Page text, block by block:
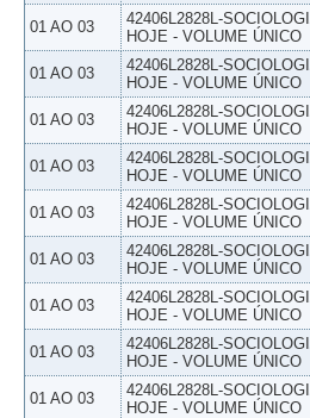
01 AO 03
42406L2828L-
HOJE - VOLUME ÚNICO
01 AO 03
42406L2828L-
HOJE - VOLUME ÚNICO
01 AO 03
42406L2828L-
HOJE - VOLUME ÚNICO
01 AO 03
42406L2828L-
HOJE - VOLUME ÚNICO
01 AO 03
42406L2828L-
HOJE - VOLUME ÚNICO
01 AO 03
42406L2828L-
HOJE - VOLUME ÚNICO
01 AO 03
42406L2828L-
HOJE - VOLUME ÚNICO
01 AO 03
42406L2828L-
HOJE - VOLUME ÚNICO
01 AO 03
42406L2828L-
HOJE - VOLUME ÚNICO